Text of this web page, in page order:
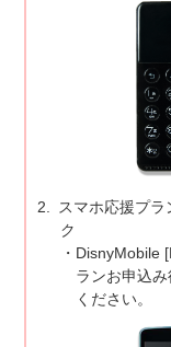
スマホ応援プラ
ク
DisnyMobile
ランお申込み
ください。